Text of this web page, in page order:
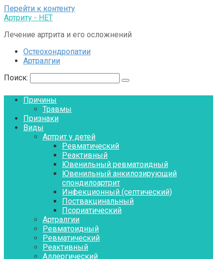
Перейти к контенту
Артриту - НЕТ
Лечение артрита и его осложнений
Остеохондропатии
Артралгии
Поиск:
Причины
Травмы
Признаки
Виды
Артрит у детей
Ревматический
Реактивный
Ювенильный ревматоидный
Ювенильный анкилозирующий
спондилоартрит
Инфекционный (септический)
Поствакцинальный
Псориатический
Артралгии
Ревматоидный
Ревматический
Реактивный
Аллергический